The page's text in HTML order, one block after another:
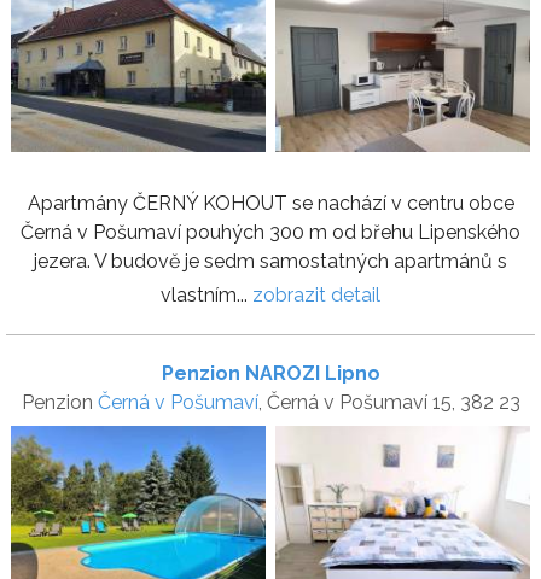
Apartmány ČERNÝ KOHOUT se nachází v centru obce
Černá v Pošumaví pouhých 300 m od břehu Lipenského
jezera. V budově je sedm samostatných apartmánů s
vlastním... zobrazit detail
Penzion NAROZI Lipno
Penzion Černá v Pošumaví, Černá v Pošumaví 15, 382 23